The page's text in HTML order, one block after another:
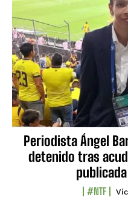
Periodista Ángel
detenido tras
#NTF